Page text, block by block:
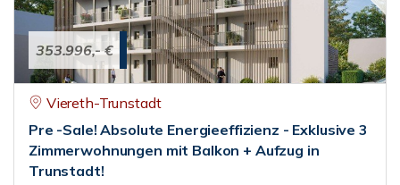
353.996,- €
Viereth-Trunstadt
Pre -Sale! Absolute Energieeffizienz - Exklusive 3
Zimmerwohnungen mit Balkon + Aufzug in
Trunstadt!